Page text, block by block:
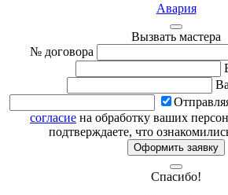
Авария
Вызвать мастера
№ договора
согласие на обработку ваших
подтверждаете, что
Оформить заявку
Спасибо!